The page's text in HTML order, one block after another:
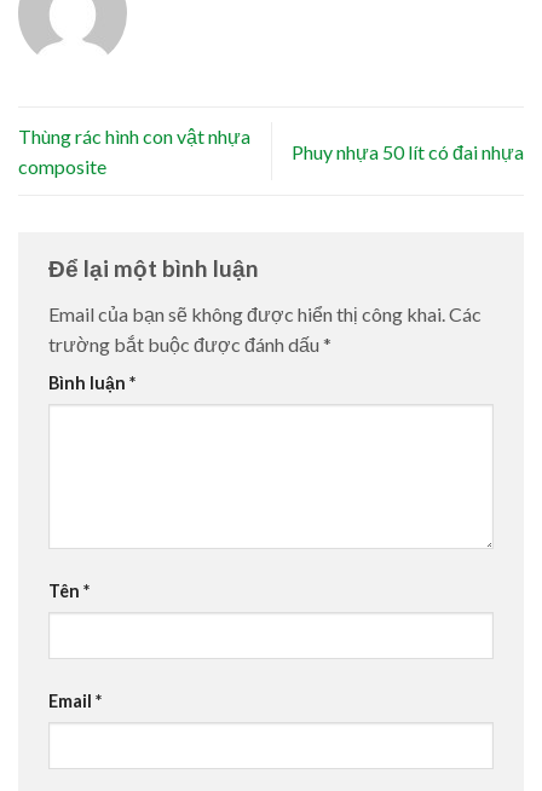
Thùng rác hình con vật nhựa
composite
Phuy nhựa 50 lít có đai nhựa
Để lại một bình luận
Email của bạn sẽ không được hiển thị công khai.Các
trường bắt buộc được đánh dấu *
Bình luận *
Tên *
Email *